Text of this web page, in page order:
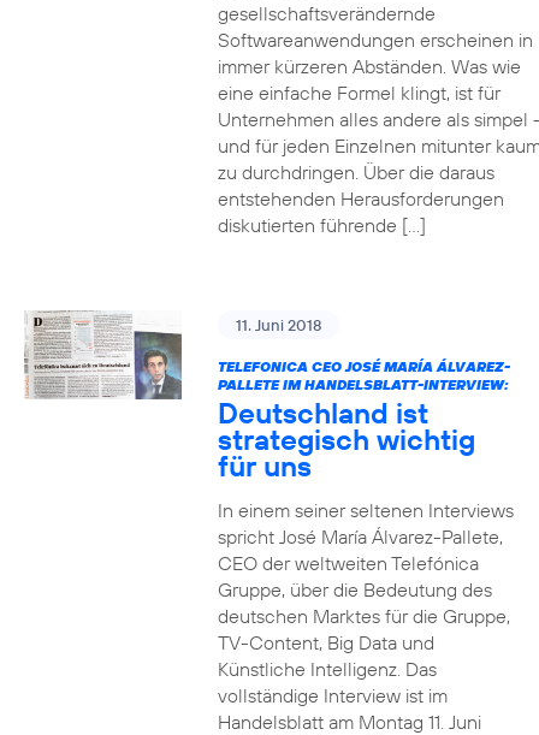
gesellschaftsverändernde
Softwareanwendungen erscheinen in
immer kürzeren Abständen. Was wie
eine einfache Formel klingt, ist für
Unternehmen alles andere als simpel
und für jeden Einzelnen mitunter
zu durchdringen. Über die daraus
entstehenden Herausforderungen
diskutierten führende […]
11. Juni 2018
TELEFONICA CEO JOSÉ MARÍA ÁLVAREZ-
PALLETE IM HANDELSBLATT-INTERVIEW:
Deutschland ist
strategisch wichtig
für uns
In einem seiner seltenen Interviews
spricht José María Álvarez-Pallete,
CEO der weltweiten Telefónica
Gruppe, über die Bedeutung des
deutschen Marktes für die Gruppe,
TV-Content, Big Data und
Künstliche Intelligenz. Das
vollständige Interview ist im
Handelsblatt am Montag 11. Juni